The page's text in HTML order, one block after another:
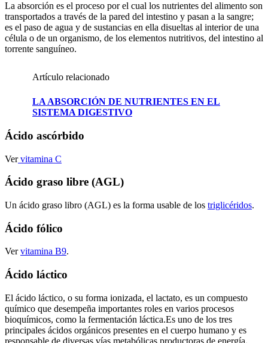
La absorción es el proceso por el cual los nutrientes del alimento son
transportados a través de la pared del intestino y pasan a la sangre;
es el paso de agua y de sustancias en ella disueltas al interior de una
célula o de un organismo, de los elementos nutritivos, del intestino al
torrente sanguíneo.
Artículo relacionado
LA ABSORCIÓN DE NUTRIENTES EN EL
SISTEMA DIGESTIVO
Ácido ascórbido
Vervitamina C
Ácido graso libre (AGL)
Un ácido graso libro (AGL) es la forma usable de los triglicéridos.
Ácido fólico
Vervitamina B9.
Ácido láctico
El ácido láctico, o su forma ionizada, el lactato, es un compuesto
químico que desempeña importantes roles en varios procesos
bioquímicos, como la fermentación láctica.Es uno de los tres
principales ácidos orgánicos presentes en el cuerpo humano y es
responsable de diversas vías metabólicas productoras de energía.